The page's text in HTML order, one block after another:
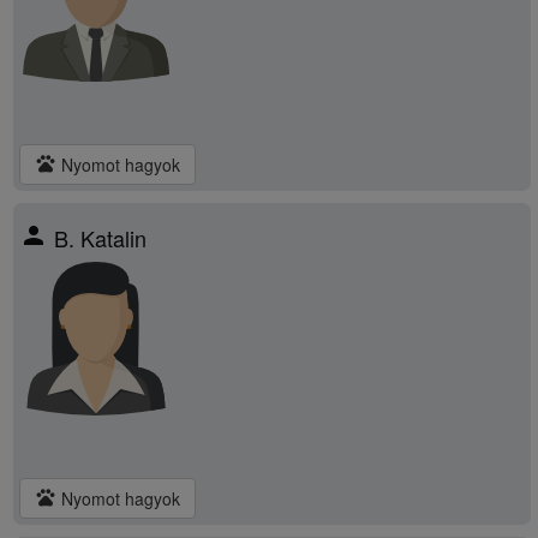
pets Nyomot hagyok
person B. Katalin
pets Nyomot hagyok